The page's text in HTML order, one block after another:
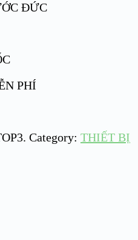
ĐỨC
PHÍ
. Category: THIẾT BỊ